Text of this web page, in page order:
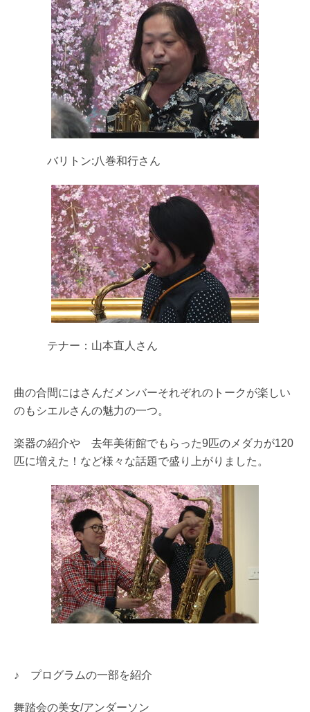
バリトン:八巻和行さん
テナー：山本直人さん
曲の合間にはさんだメンバーそれぞれのトークが楽しい
のもシエルさんの魅力の一つ。
楽器の紹介や 去年美術館でもらった9匹のメダカが120
匹に増えた！など様々な話題で盛り上がりました。
♪ プログラムの一部を紹介
舞踏会の美女/アンダーソン